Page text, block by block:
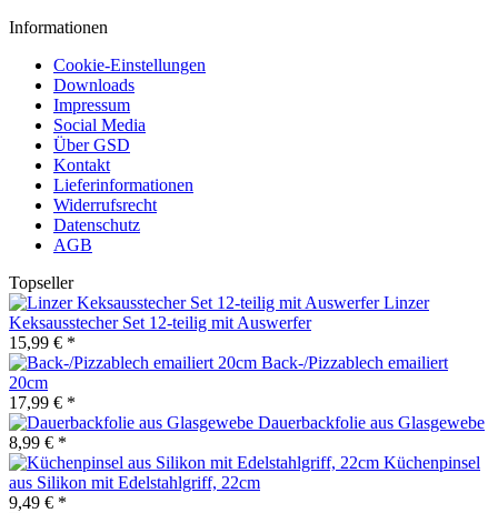
Informationen
Cookie-Einstellungen
Downloads
Impressum
Social Media
Über GSD
Kontakt
Lieferinformationen
Widerrufsrecht
Datenschutz
AGB
Topseller
Linzer
Keksausstecher Set 12-teilig mit Auswerfer
15,99 € *
Back-/Pizzablech emailiert
20cm
17,99 € *
Dauerbackfolie aus Glasgewebe
8,99 € *
Küchenpinsel
aus Silikon mit Edelstahlgriff, 22cm
9,49 € *